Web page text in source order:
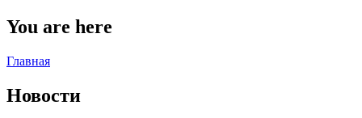
You are here
Главная
Новости